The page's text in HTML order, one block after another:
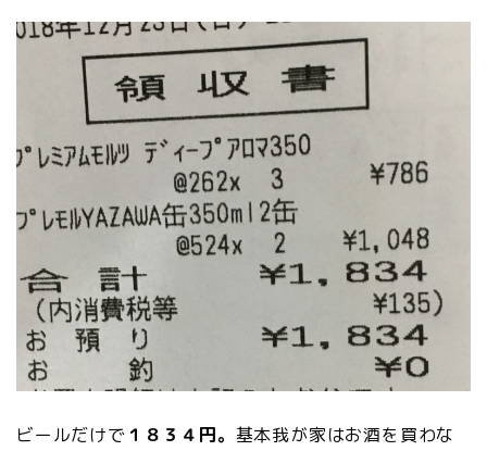
ビールだけで １８３４円。 基本我が家はお酒を買わな